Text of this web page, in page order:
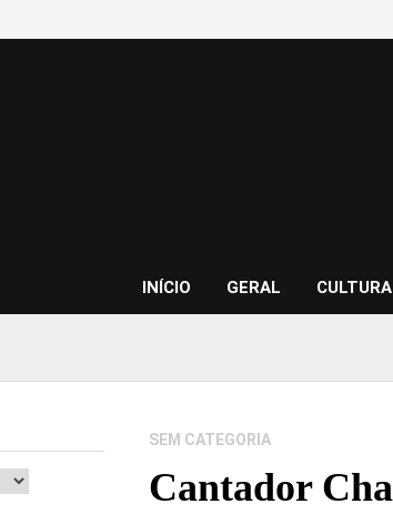
INÍCIO GERAL CULTURA
SEM CATEGORIA
Cantador